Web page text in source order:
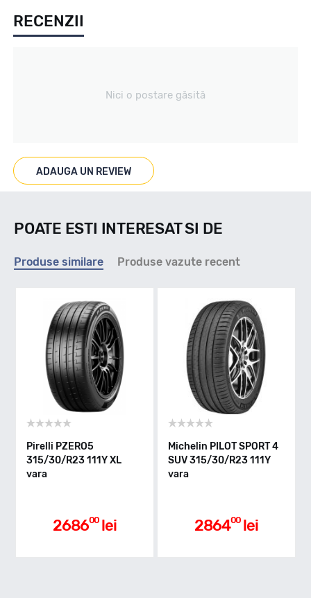
Vara
Marcaje
Indice greutate
Clasa de eficienta
C
RECENZII
Nici o postare găsită
ADAUGA UN REVIEW
POATE ESTI INTERESAT SI DE
Produse similare Produse vazute recent
Pirelli PZERO5
315/30/R23 111Y XL
vara
268600 lei
Michelin PILOT SPORT 4
SUV 315/30/R23 111Y
vara
286400 lei